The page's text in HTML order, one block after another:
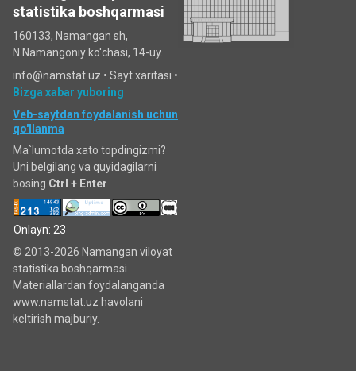
statistika boshqarmasi
160133, Namangan sh,
N.Namangoniy ko'chasi, 14-uy.
info@namstat.uz • Sayt xaritasi •
Bizga xabar yuboring
Veb-saytdan foydalanish uchun
qo'llanma
Ma`lumotda xato topdingizmi?
Uni belgilang va quyidagilarni
bosing Ctrl + Enter
Onlayn: 23
© 2013-2026 Namangan viloyat
statistika boshqarmasi
Materiallardan foydalanganda
www.namstat.uz havolani
keltirish majburiy.